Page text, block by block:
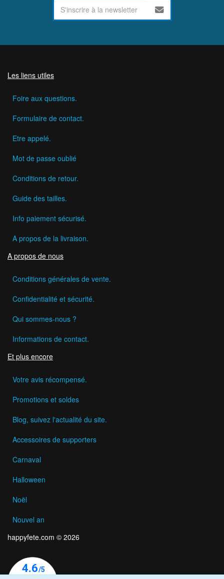
Les liens utiles
Foire aux questions.
Formulaire de contact.
Etre appelé.
Mot de passe oublié
Conditions de retour.
Guide des tailles.
Info paiement sécurisé.
A propos de la livraison.
A propos de nous
Conditions générales de vente.
Confidentialité et sécurité.
Qui sommes-nous ?
Informations de contact.
Et plus encore
Votre avis récompensé.
Promotions et soldes
Blog, suivez l'actualité du site.
Accessoires de supporters
Carnaval
Halloween
Noël
Nouvel an
happyfete.com © 2026